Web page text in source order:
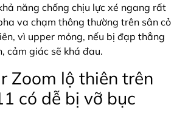
năng chống chịu lực xé ngang rất
va chạm thông thường trên sân cỏ
vì upper mỏng, nếu bị đạp thẳng
cảm giác sẽ khá đau.
Zoom lộ thiên trên
có dễ bị vỡ bục